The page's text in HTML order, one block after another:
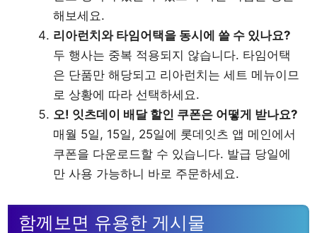
해보세요.
리아런치와 타임어택을 동시에 쓸 수 있나요?
두 행사는 중복 적용되지 않습니다. 타임어택
은 단품만 해당되고 리아런치는 세트 메뉴이므
로 상황에 따라 선택하세요.
오! 잇츠데이 배달 할인 쿠폰은 어떻게 받나요?
매월 5일, 15일, 25일에 롯데잇츠 앱 메인에서
쿠폰을 다운로드할 수 있습니다. 발급 당일에
만 사용 가능하니 바로 주문하세요.
함께보면 유용한 게시물